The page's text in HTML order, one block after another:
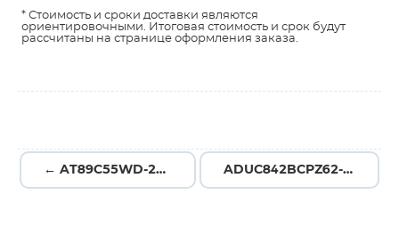
* Стоимость и сроки доставки являются
ориентировочными. Итоговая стоимость и срок будут
рассчитаны на странице оформления заказа.
← AT89C55WD-24AU ADUC842BCPZ62-3 →